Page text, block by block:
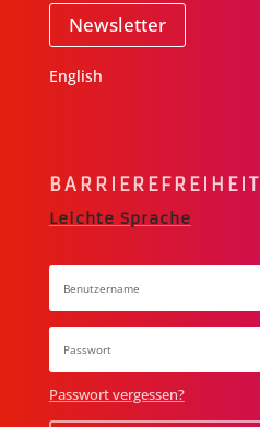
Newsletter
English
BARRIERE­FREIHEIT
Leichte Sprache
Passwort vergessen?